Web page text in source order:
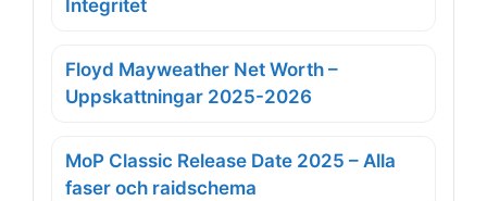
Integritet
Floyd Mayweather Net Worth –
Uppskattningar 2025-2026
MoP Classic Release Date 2025 – Alla
faser och raidschema